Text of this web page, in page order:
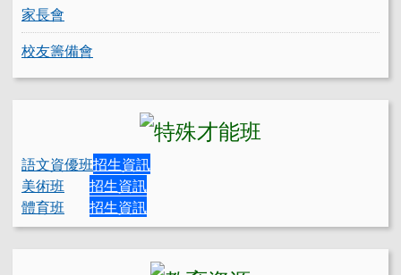
家長會
校友籌備會
語文資優班招生資訊
美術班
招生資訊
體育班
招生資訊